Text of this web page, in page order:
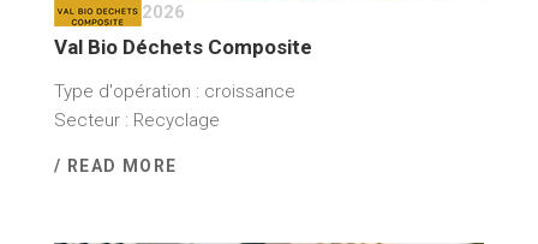
23 janvier 2026
Val Bio Déchets Composite
Type d'opération : croissance
Secteur : Recyclage
/ READ MORE